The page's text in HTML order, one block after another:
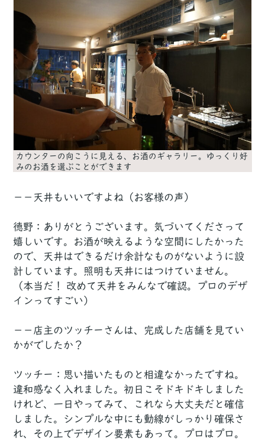
カウンターの向こうに見える、お酒のギャラリー。ゆっくり好
みのお酒を選ぶことができます
－－天井もいいですよね（お客様の声）
徳野：ありがとうございます。気づいてくださって
嬉しいです。お酒が映えるような空間にしたかった
ので、天井はできるだけ余計なものがないように設
計しています。照明も天井にはつけていません。
（本当だ！ 改めて天井をみんなで確認。プロのデザ
インってすごい）
－－店主のツッチーさんは、完成した店舗を見てい
かがでしたか？
ツッチー：思い描いたものと相違なかったですね。
違和感なく入れました。初日こそドキドキしました
けれど、一日やってみて、これなら大丈夫だと確信
しました。シンプルな中にも動線がしっかり確保さ
れ、その上でデザイン要素もあって。プロはプロ。